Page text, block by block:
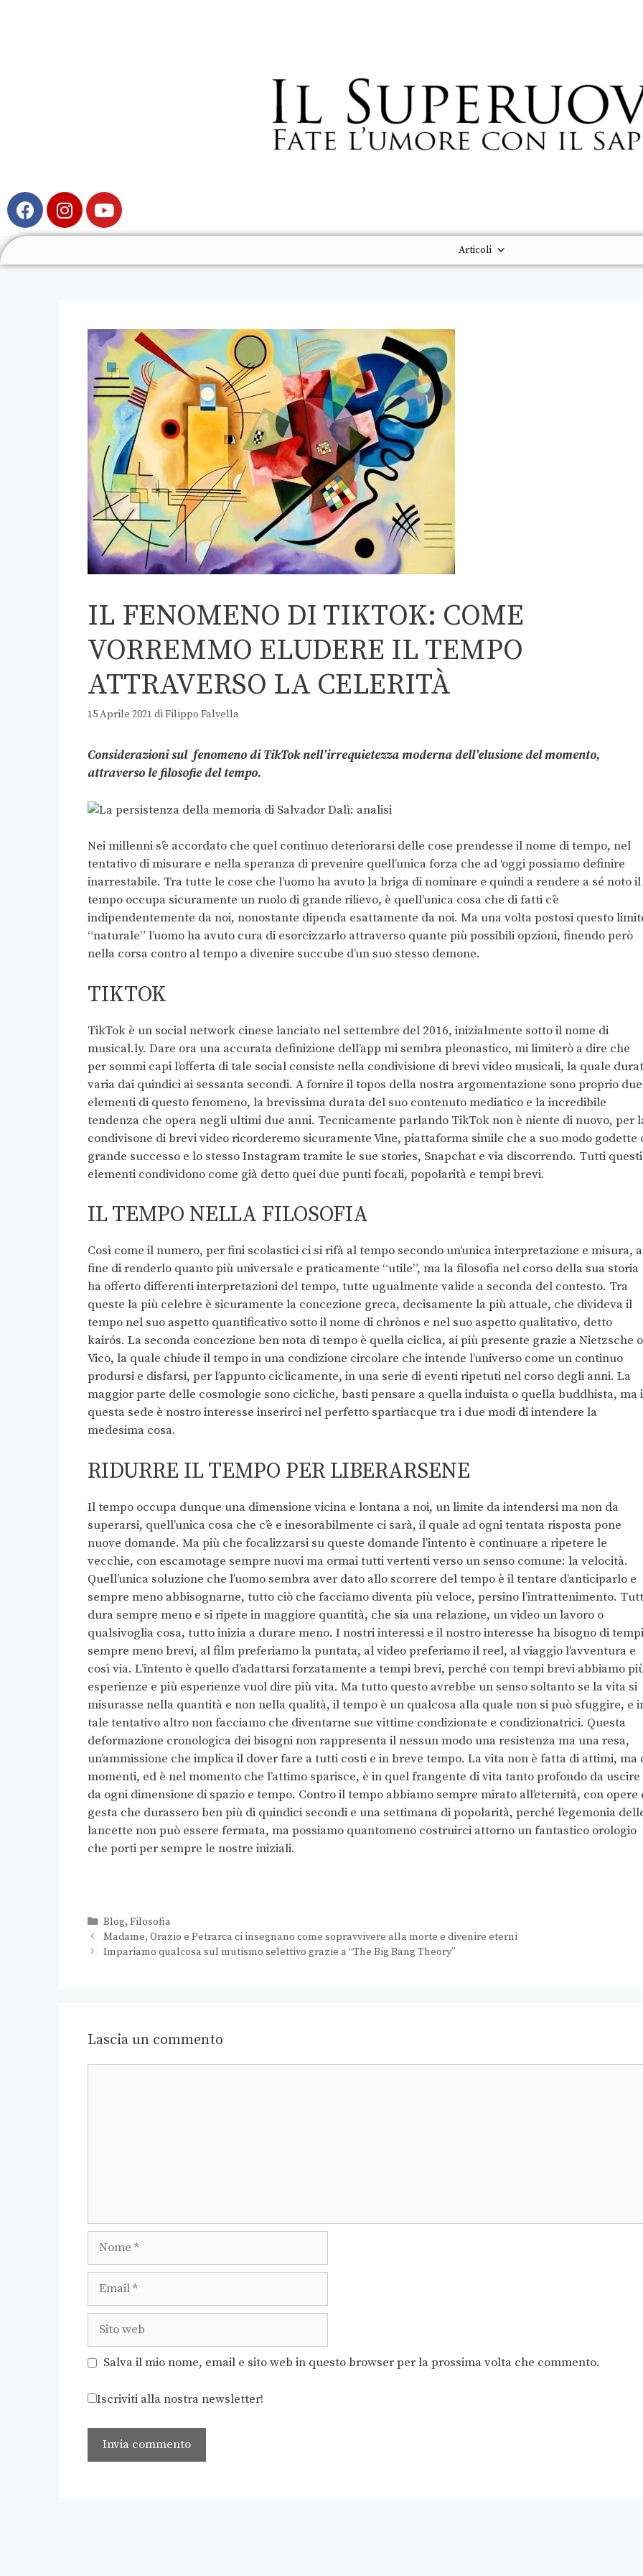
Articoli
IL FENOMENO DI TIKTOK: COME
VORREMMO ELUDERE IL TEMPO
ATTRAVERSO LA CELERITÀ
15 Aprile 2021 diFilippo Falvella
Considerazioni sul fenomeno di TikTok nell’irrequietezza moderna dell’elusione del momento,
attraverso le filosofie del tempo.
Nei millenni s’è accordato che quel continuo deteriorarsi delle cose prendesse il nome di tempo, nel
tentativo di misurare e nella speranza di prevenire quell’unica forza che ad ‘oggi possiamo definire
inarrestabile. Tra tutte le cose che l’uomo ha avuto la briga di nominare e quindi a rendere a sé noto il
tempo occupa sicuramente un ruolo di grande rilievo, è quell’unica cosa che di fatti c’è
indipendentemente da noi, nonostante dipenda esattamente da noi. Ma una volta postosi questo
“naturale” l’uomo ha avuto cura di esorcizzarlo attraverso quante più possibili opzioni, finendo però
nella corsa contro al tempo a divenire succube d’un suo stesso demone.
TIKTOK
TikTok è un social network cinese lanciato nel settembre del 2016, inizialmente sotto il nome di
musical.ly. Dare ora una accurata definizione dell’app mi sembra pleonastico, mi limiterò a dire che
per sommi capi l’offerta di tale social consiste nella condivisione di brevi video musicali, la quale
varia dai quindici ai sessanta secondi. A fornire il topos della nostra argomentazione sono proprio due
elementi di questo fenomeno, la brevissima durata del suo contenuto mediatico e la incredibile
tendenza che opera negli ultimi due anni. Tecnicamente parlando TikTok non è niente di nuovo, per
condivisone di brevi video ricorderemo sicuramente Vine, piattaforma simile che a suo modo godette
grande successo e lo stesso Instagram tramite le sue stories, Snapchat e via discorrendo. Tutti questi
elementi condividono come già detto quei due punti focali, popolarità e tempi brevi.
IL TEMPO NELLA FILOSOFIA
Così come il numero, per fini scolastici ci si rifà al tempo secondo un’unica interpretazione e misura,
fine di renderlo quanto più universale e praticamente “utile”, ma la filosofia nel corso della sua storia
ha offerto differenti interpretazioni del tempo, tutte ugualmente valide a seconda del contesto. Tra
queste la più celebre è sicuramente la concezione greca, decisamente la più attuale, che divideva il
tempo nel suo aspetto quantificativo sotto il nome di chrònos e nel suo aspetto qualitativo, detto
kairós. La seconda concezione ben nota di tempo è quella ciclica, ai più presente grazie a Nietzsche o
Vico, la quale chiude il tempo in una condizione circolare che intende l’universo come un continuo
prodursi e disfarsi, per l’appunto ciclicamente, in una serie di eventi ripetuti nel corso degli anni. La
maggior parte delle cosmologie sono cicliche, basti pensare a quella induista o quella buddhista, ma
questa sede è nostro interesse inserirci nel perfetto spartiacque tra i due modi di intendere la
medesima cosa.
RIDURRE IL TEMPO PER LIBERARSENE
Il tempo occupa dunque una dimensione vicina e lontana a noi, un limite da intendersi ma non da
superarsi, quell’unica cosa che c’è e inesorabilmente ci sarà, il quale ad ogni tentata risposta pone
nuove domande. Ma più che focalizzarsi su queste domande l’intento è continuare a ripetere le
vecchie, con escamotage sempre nuovi ma ormai tutti vertenti verso un senso comune: la velocità.
Quell’unica soluzione che l’uomo sembra aver dato allo scorrere del tempo è il tentare d’anticiparlo e
sempre meno abbisognarne, tutto ciò che facciamo diventa più veloce, persino l’intrattenimento.
dura sempre meno e si ripete in maggiore quantità, che sia una relazione, un video un lavoro o
qualsivoglia cosa, tutto inizia a durare meno. I nostri interessi e il nostro interesse ha bisogno di tempi
sempre meno brevi, al film preferiamo la puntata, al video preferiamo il reel, al viaggio l’avventura e
così via. L’intento è quello d’adattarsi forzatamente a tempi brevi, perché con tempi brevi abbiamo
esperienze e più esperienze vuol dire più vita. Ma tutto questo avrebbe un senso soltanto se la vita si
misurasse nella quantità e non nella qualità, il tempo è un qualcosa alla quale non si può sfuggire, e
tale tentativo altro non facciamo che diventarne sue vittime condizionate e condizionatrici. Questa
deformazione cronologica dei bisogni non rappresenta il nessun modo una resistenza ma una resa,
un’ammissione che implica il dover fare a tutti costi e in breve tempo. La vita non è fatta di attimi, ma
momenti, ed è nel momento che l’attimo sparisce, è in quel frangente di vita tanto profondo da uscire
da ogni dimensione di spazio e tempo. Contro il tempo abbiamo sempre mirato all’eternità, con opere
gesta che durassero ben più di quindici secondi e una settimana di popolarità, perché l’egemonia
lancette non può essere fermata, ma possiamo quantomeno costruirci attorno un fantastico orologio
che porti per sempre le nostre iniziali.
Blog, Filosofia
Madame, Orazio e Petrarca ci insegnano come sopravvivere alla morte e divenire eterni
Impariamo qualcosa sul mutismo selettivo grazie a “The Big Bang Theory”
Lascia un commento
Salva il mio nome, email e sito web in questo browser per la prossima volta che commento.
Iscriviti alla nostra newsletter!